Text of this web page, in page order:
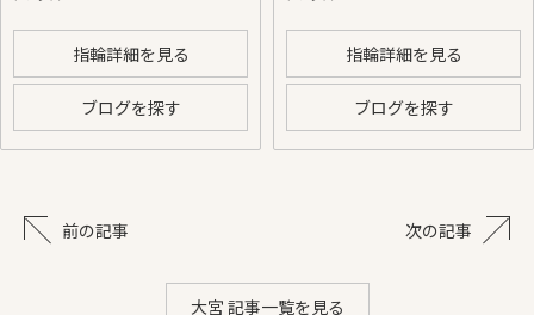
指輪詳細を見る
ブログを探す
指輪詳細を見る
ブログを探す
前の記事 次の記事
大宮 記事一覧を見る